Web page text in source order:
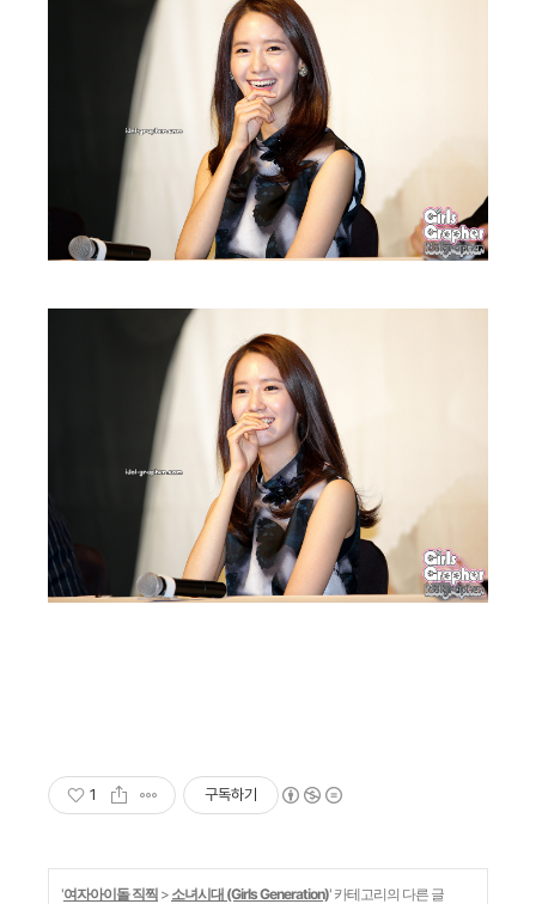
1 구독하기
'여자아이돌 직찍 > 소녀시대 (Girls Generation)' 카테고리의 다른 글